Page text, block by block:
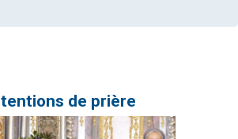
de prière